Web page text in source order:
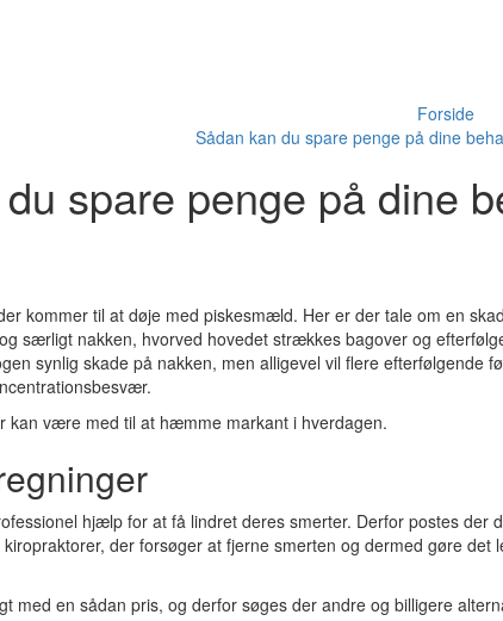
Forside
Sådan kan du spare penge på dine
spare penge på dine
kommer til at døje med piskesmæld. Her er der tale om en
særligt nakken, hvorved hovedet strækkes bagover og
synlig skade på nakken, men alligevel vil flere efterfølgende
kan være med til at hæmme markant i hverdagen.
hjælp for at få lindret deres smerter. Derfor postes der
der forsøger at fjerne smerten og dermed gøre det
med en sådan pris, og derfor søges der andre og billigere